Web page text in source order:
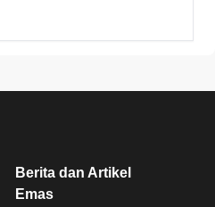
Berita dan Artikel
Emas